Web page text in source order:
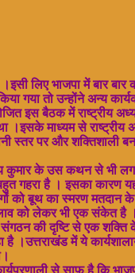
लिए भाजपा में बार बार
गया तो उन्होंने अन्य
इस बैठक में राष्ट्रीय
माध्यम से राष्ट्रीय
पर और शक्तिशाली
कुमार के उस कथन से भी
गहरा है । इसका कारण
को बूथ का स्मरण मतदान
को लेकर भी एक संकेत है ।
की दृष्टि से एक
है ।उत्तराखंड में ये
से साफ़ है कि